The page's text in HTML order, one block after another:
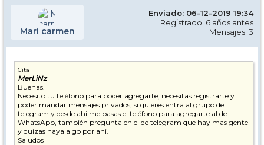
Mari carmen
Enviado: 06-12-2019 19:34
Registrado: 6 años antes
Mensajes: 3
Cita
MerLiNz
Buenas.
Necesito tu teléfono para poder agregarte, necesitas registrarte y
poder mandar mensajes privados, si quieres entra al grupo de
telegram y desde ahi me pasas el teléfono para agregarte al de
WhatsApp, también pregunta en el de telegram que hay mas gente
y quizas haya algo por ahi.
Saludos